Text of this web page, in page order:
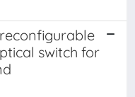
switch for